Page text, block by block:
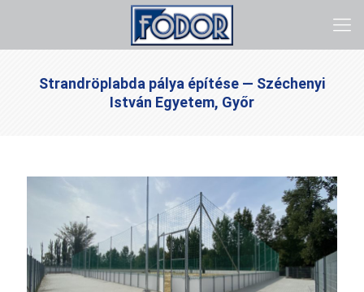
Strandröplabda pálya építése — Széchenyi
István Egyetem, Győr